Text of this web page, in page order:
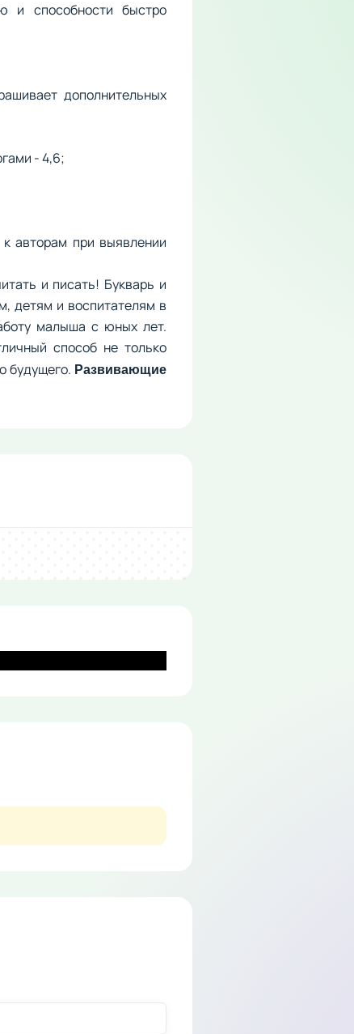
и способности быстро
дополнительных
- 4,6;
авторам при выявлении
и писать! Букварь и
детям и воспитателям в
малыша с юных лет.
способ не только
будущего. Развивающие